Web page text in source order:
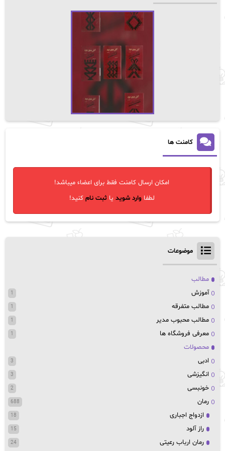
کامنت ها
امکان ارسال کامنت فقط برای اعضاء میباشد!
لطفاوارد شوید یاثبت نام کنید!
موضوعات
مطالب
آموزش
1
مطالب متفرقه 1
مطالب محبوب مدیر 1
معرفی فروشگاه ها 1
محصولات
ادبی
3
انگیزشی 3
خونبسی 2
رمان 688
ازدواج اجباری 18
راز آلود 15
رمان ارباب رعیتی 24